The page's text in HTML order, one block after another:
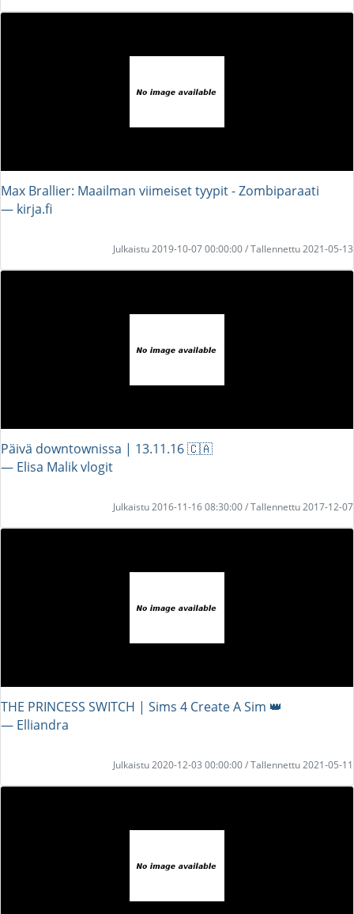
Max Brallier: Maailman viimeiset tyypit - Zombiparaati
― kirja.fi
Julkaistu 2019-10-07 00:00:00 / Tallennettu 2021-05-13
Päivä downtownissa | 13.11.16 🇨🇦
― Elisa Malik vlogit
Julkaistu 2016-11-16 08:30:00 / Tallennettu 2017-12-07
THE PRINCESS SWITCH | Sims 4 Create A Sim 👑
― Elliandra
Julkaistu 2020-12-03 00:00:00 / Tallennettu 2021-05-11